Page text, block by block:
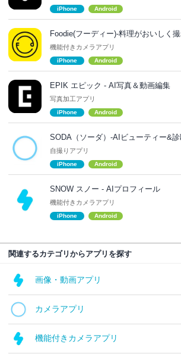
iPhone Android
Foodie(フーディー)-料理がおいしく
機能付きカメラアプリ
iPhone Android
EPIK エピック - AI写真＆動画編集
写真加工アプリ
iPhone Android
SODA（ソーダ）-AIビューティー&診
自撮りアプリ
iPhone Android
SNOW スノー - AIプロフィール
機能付きカメラアプリ
iPhone Android
関連するカテゴリからアプリを探す
画像・動画アプリ
カメラアプリ
機能付きカメラアプリ